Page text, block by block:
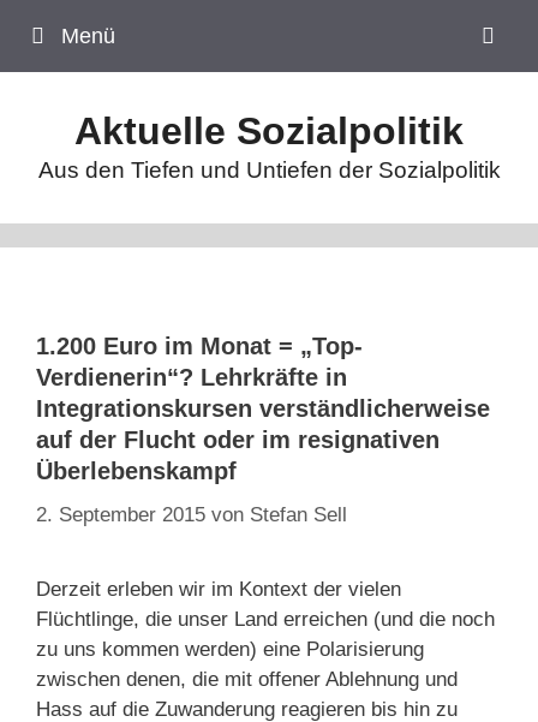
Inhalt
springen
Menü
Aktuelle Sozialpolitik
Aus den Tiefen und Untiefen der Sozialpolitik
1.200 Euro im Monat = „Top-
Verdienerin“? Lehrkräfte in
Integrationskursen verständlicherweise
auf der Flucht oder im resignativen
Überlebenskampf
2. September 2015 von Stefan Sell
Derzeit erleben wir im Kontext der vielen
Flüchtlinge, die unser Land erreichen (und die noch
zu uns kommen werden) eine Polarisierung
zwischen denen, die mit offener Ablehnung und
Hass auf die Zuwanderung reagieren bis hin zu